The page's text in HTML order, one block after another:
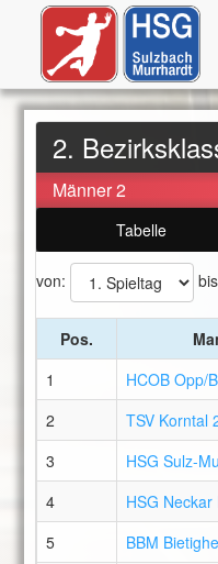
2.
Männer 2
Tabelle
von:
Pos.
1
HCOB Opp/
2
TSV Korntal
3
HSG Sulz-
4
HSG Neckar
5
BBM